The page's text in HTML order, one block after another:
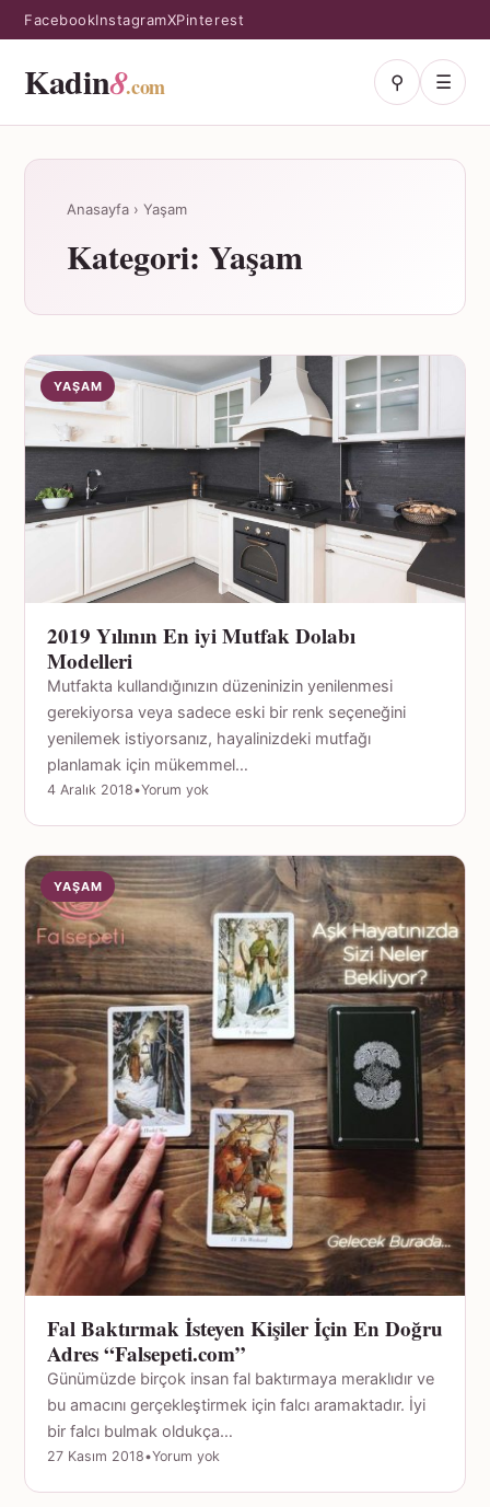
FacebookInstagramXPinterest
Kadin8.com ⚲ ☰
Anasayfa › Yaşam
Kategori: Yaşam
YAŞAM
2019 Yılının En iyi Mutfak Dolabı
Modelleri
Mutfakta kullandığınızın düzeninizin yenilenmesi
gerekiyorsa veya sadece eski bir renk seçeneğini
yenilemek istiyorsanız, hayalinizdeki mutfağı
planlamak için mükemmel…
4 Aralık 2018•Yorum yok
YAŞAM
Fal Baktırmak İsteyen Kişiler İçin En Doğru
Adres “Falsepeti.com”
Günümüzde birçok insan fal baktırmaya meraklıdır ve
bu amacını gerçekleştirmek için falcı aramaktadır. İyi
bir falcı bulmak oldukça…
27 Kasım 2018•Yorum yok